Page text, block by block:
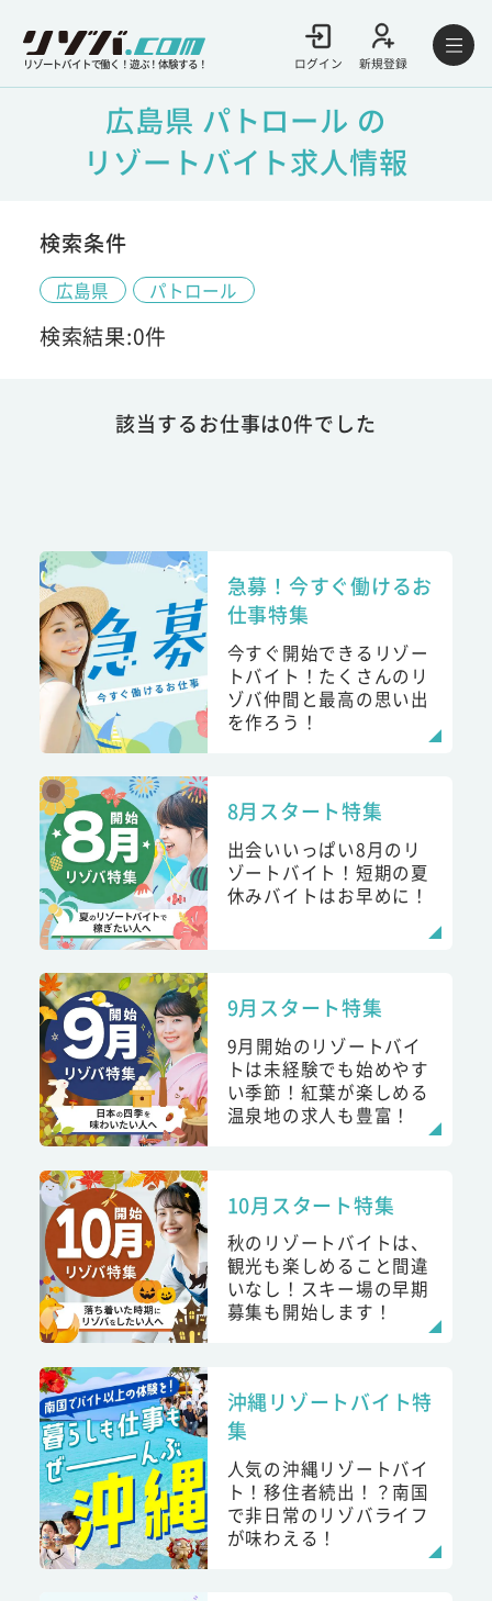
リゾートバイトで働く！遊ぶ！体験する！ ログイン 新規登録
広島県 パトロール の
リゾートバイト求人情報
検索条件
広島県 パトロール
検索結果:0件
該当するお仕事は0件でした
急募！今すぐ働けるお
仕事特集
今すぐ開始できるリゾー
トバイト！たくさんのリ
ゾバ仲間と最高の思い出
を作ろう！
8月スタート特集
出会いいっぱい8月のリ
ゾートバイト！短期の夏
休みバイトはお早めに！
9月スタート特集
9月開始のリゾートバイ
トは未経験でも始めやす
い季節！紅葉が楽しめる
温泉地の求人も豊富！
10月スタート特集
秋のリゾートバイトは、
観光も楽しめること間違
いなし！スキー場の早期
募集も開始します！
沖縄リゾートバイト特
集
人気の沖縄リゾートバイ
ト！移住者続出！？南国
で非日常のリゾバライフ
が味わえる！